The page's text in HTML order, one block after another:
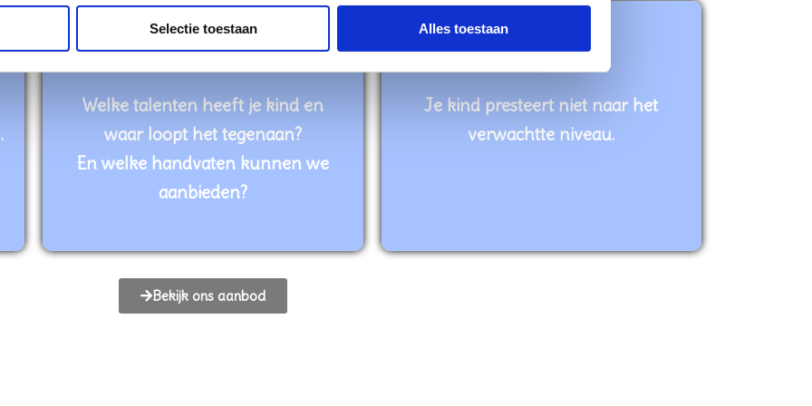
Selectie toestaan Alles toestaan
Welke talenten heeft je kind en
waar loopt het tegenaan?
En welke handvaten kunnen we
aanbieden?
Je kind presteert niet naar het
verwachtte niveau.
Bekijk ons aanbod